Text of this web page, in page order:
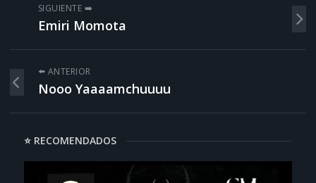
SIGUIENTE ➡️
Emiri Momota
⬅️ ANTERIOR
Nooo Yaaaamchuuuu
⭐ RECOMENDADOS